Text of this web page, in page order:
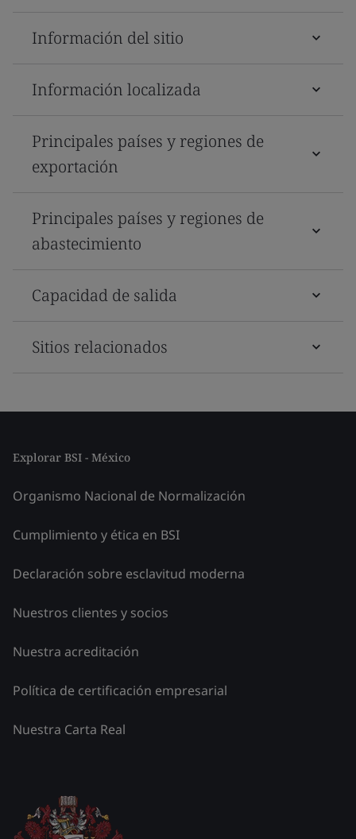
Información del sitio
Información localizada
Principales países y regiones de
exportación
Principales países y regiones de
abastecimiento
Capacidad de salida
Sitios relacionados
Explorar BSI - México
Organismo Nacional de Normalización
Cumplimiento y ética en BSI
Declaración sobre esclavitud moderna
Nuestros clientes y socios
Nuestra acreditación
Política de certificación empresarial
Nuestra Carta Real